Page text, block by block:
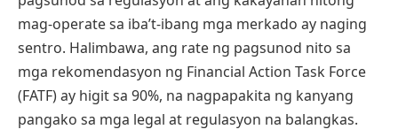
mag-operate sa iba’t-ibang mga merkado ay naging
sentro. Halimbawa, ang rate ng pagsunod nito sa
mga rekomendasyon ng Financial Action Task Force
(FATF) ay higit sa 90%, na nagpapakita ng kanyang
pangako sa mga legal at regulasyon na balangkas.